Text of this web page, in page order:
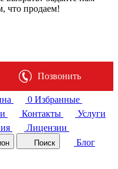
что продаем!
Позвонить
0 Избранные
Контакты
Услуги
Лицензии
Поиск
Блог